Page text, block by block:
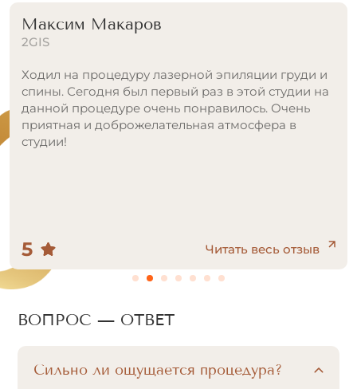
Евгений Царёв
2GIS
Теперь это мое основное место для лазерной
эпиляции. Стабильное качество, приветливый
персонал, запись всегда проходит удобно и без
проблем.
5 Читать весь отзыв
ВОПРОС — ОТВЕТ
Сильно ли ощущается процедура?